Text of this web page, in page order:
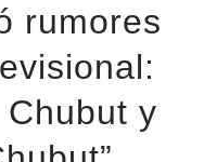
rumores
y